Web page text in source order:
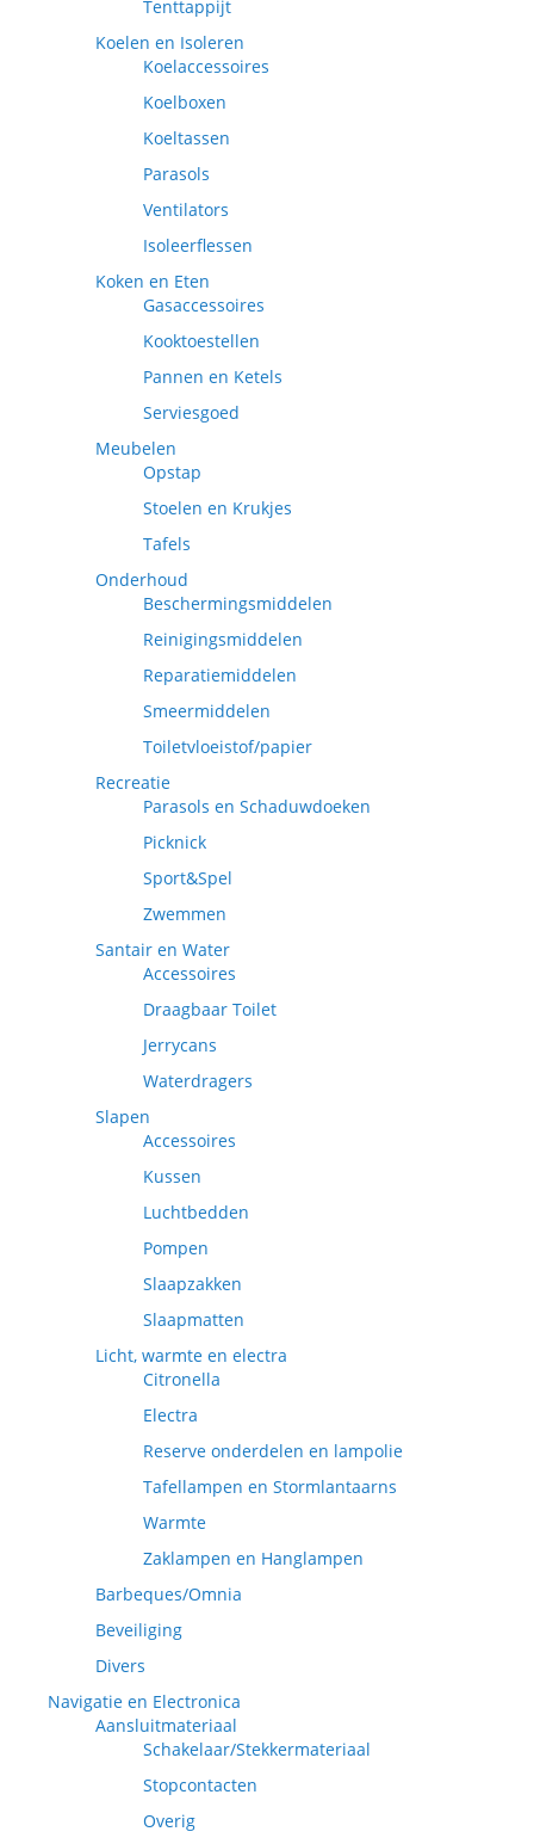
Tenttappijt
Koelen en Isoleren
Koelaccessoires
Koelboxen
Koeltassen
Parasols
Ventilators
Isoleerflessen
Koken en Eten
Gasaccessoires
Kooktoestellen
Pannen en Ketels
Serviesgoed
Meubelen
Opstap
Stoelen en Krukjes
Tafels
Onderhoud
Beschermingsmiddelen
Reinigingsmiddelen
Reparatiemiddelen
Smeermiddelen
Toiletvloeistof/papier
Recreatie
Parasols en Schaduwdoeken
Picknick
Sport&Spel
Zwemmen
Santair en Water
Accessoires
Draagbaar Toilet
Jerrycans
Waterdragers
Slapen
Accessoires
Kussen
Luchtbedden
Pompen
Slaapzakken
Slaapmatten
Licht, warmte en electra
Citronella
Electra
Reserve onderdelen en lampolie
Tafellampen en Stormlantaarns
Warmte
Zaklampen en Hanglampen
Barbeques/Omnia
Beveiliging
Divers
Navigatie en Electronica
Aansluitmateriaal
Schakelaar/Stekkermateriaal
Stopcontacten
Overig